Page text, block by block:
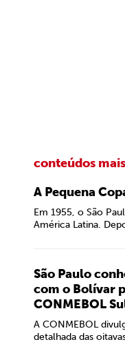
conteúdos
A Pequena
Em 1955, o São
América Latina.
São Paulo
com o Bolívar
CONMEBOL
A CONMEBOL
detalhada das